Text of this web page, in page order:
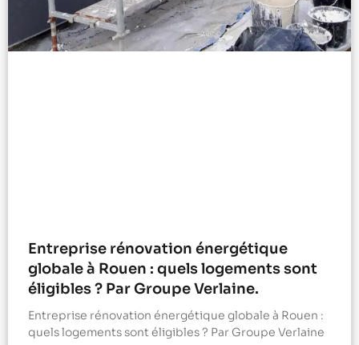
Entreprise rénovation énergétique
globale à Rouen : quels logements sont
éligibles ? Par Groupe Verlaine.
Entreprise rénovation énergétique globale à Rouen :
quels logements sont éligibles ? Par Groupe Verlaine